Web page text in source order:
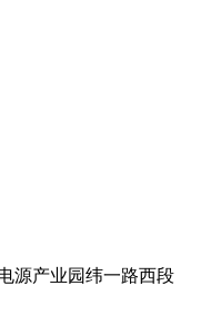
源产业园纬一路西段